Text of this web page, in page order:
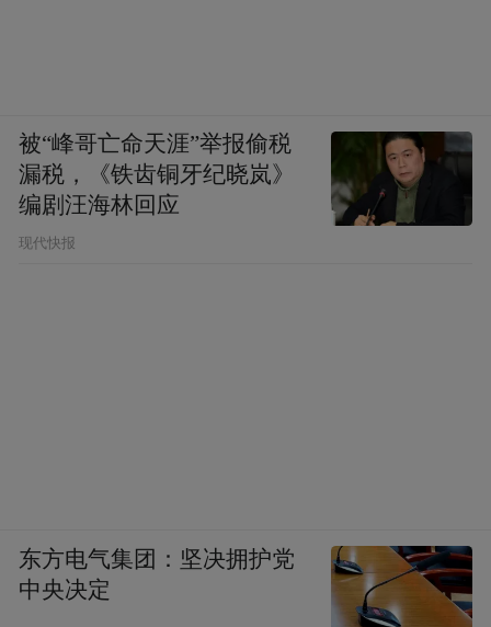
被“峰哥亡命天涯”举报偷税
漏税，《铁齿铜牙纪晓岚》
编剧汪海林回应
现代快报
东方电气集团：坚决拥护党
中央决定